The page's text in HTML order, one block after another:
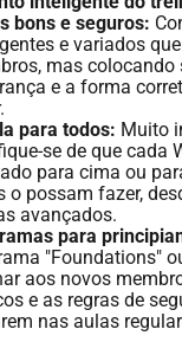
bons e seguros:
e variados
mas colocando
e a forma
para todos: Muito
se de que cada
para cima ou
o possam fazer,
avançados.
para
"Foundations"
aos novos
e as regras de
nas aulas